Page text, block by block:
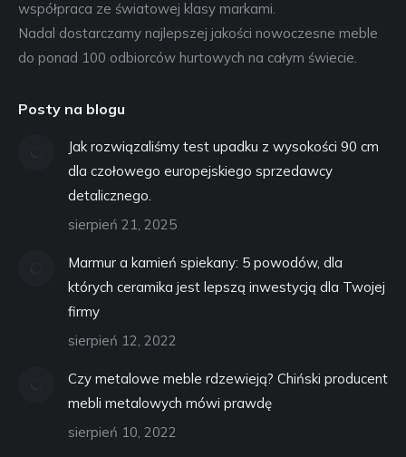
współpraca ze światowej klasy markami.
Nadal dostarczamy najlepszej jakości nowoczesne meble
do ponad 100 odbiorców hurtowych na całym świecie.
Posty na blogu
Jak rozwiązaliśmy test upadku z wysokości 90 cm
dla czołowego europejskiego sprzedawcy
detalicznego.
sierpień 21, 2025
Marmur a kamień spiekany: 5 powodów, dla
których ceramika jest lepszą inwestycją dla Twojej
firmy
sierpień 12, 2022
Czy metalowe meble rdzewieją? Chiński producent
mebli metalowych mówi prawdę
sierpień 10, 2022